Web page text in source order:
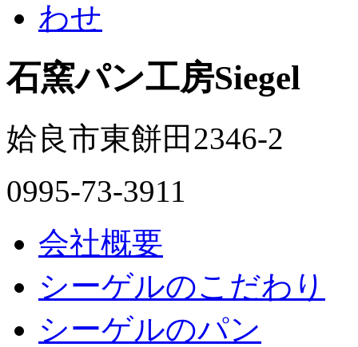
石窯パン工房Siegel
姶良市東餅田2346-2
0995-73-3911
会社概要
シーゲルのこだわり
シーゲルのパン